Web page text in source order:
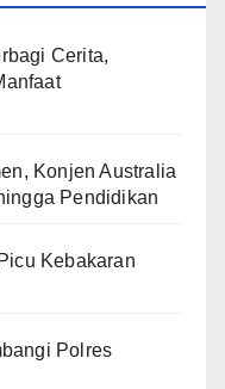
Cerita,
Konjen Australia
Pendidikan
Kebakaran
Polres